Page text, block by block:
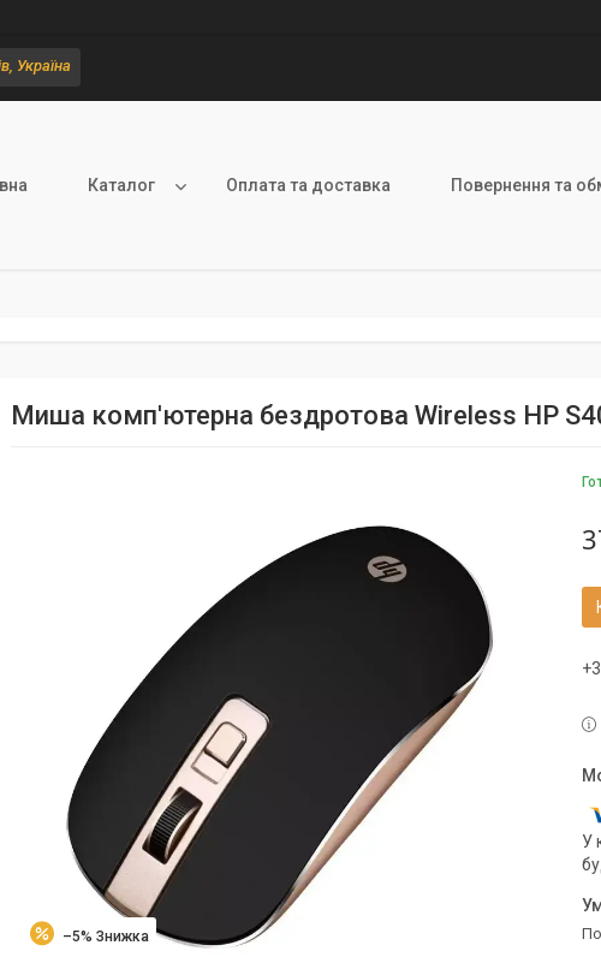
Україна
Каталог Оплата та доставка Повернення та
Миша комп'ютерна бездротова Wireless HP
–5%
У